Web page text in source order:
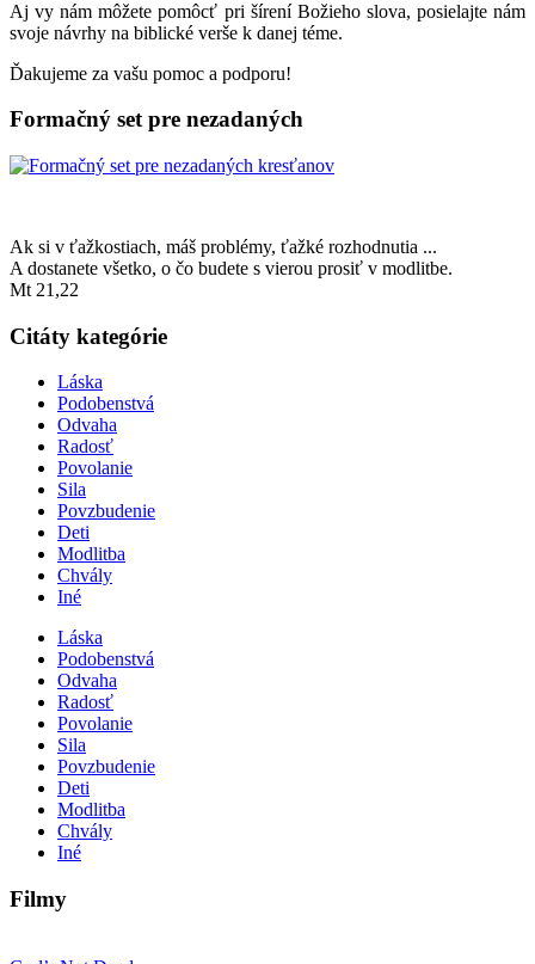
Aj vy nám môžete pomôcť pri šírení Božieho slova, posielajte nám
svoje návrhy na biblické verše k danej téme.
Ďakujeme za vašu pomoc a podporu!
Formačný set pre nezadaných
Ak si v ťažkostiach, máš problémy, ťažké rozhodnutia ...
A dostanete všetko, o čo budete s vierou prosiť v modlitbe.
Mt 21,22
Citáty kategórie
Láska
Podobenstvá
Odvaha
Radosť
Povolanie
Sila
Povzbudenie
Deti
Modlitba
Chvály
Iné
Láska
Podobenstvá
Odvaha
Radosť
Povolanie
Sila
Povzbudenie
Deti
Modlitba
Chvály
Iné
Filmy